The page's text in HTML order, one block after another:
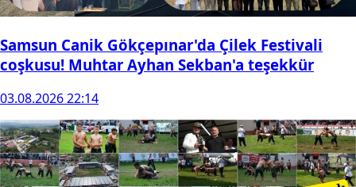
Samsun Canik Gökçepınar'da Çilek Festivali
coşkusu! Muhtar Ayhan Sekban'a teşekkür
03.08.2026 22:14